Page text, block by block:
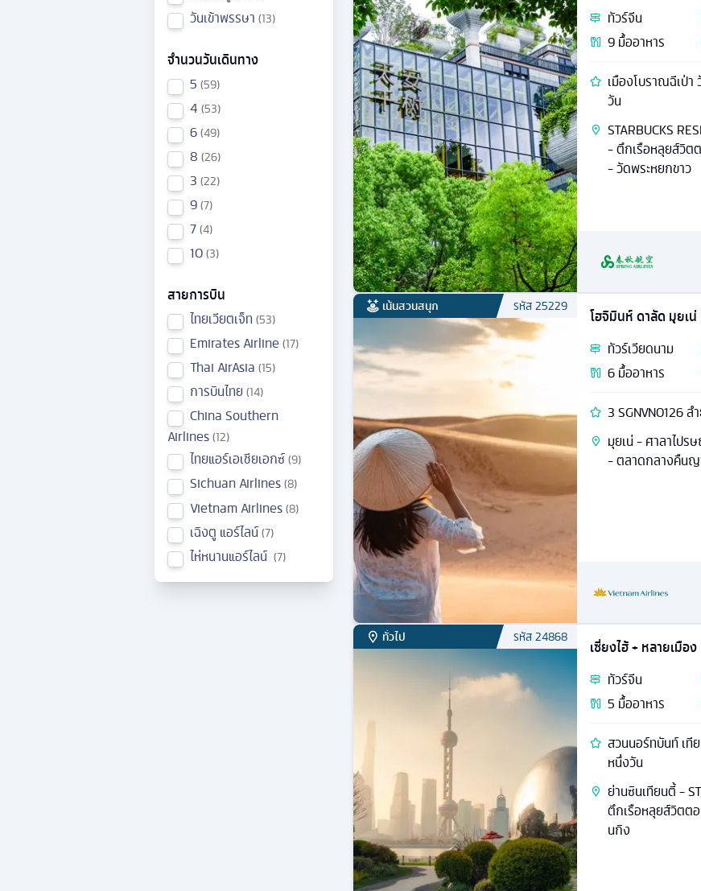
วันเข้าพรรษา 13
จำนวนวันเดินทาง
5 59
4 53
6 49
8 26
3 22
9 7
7 4
10 3
สายการบิน
ไทยเวียตเจ็ท 53
Emirates Airline 17
Thai AirAsia 15
การบินไทย 14
China Southern
Airlines 12
ไทยแอร์เอเชียเอกซ์ 9
Sichuan Airlines 8
Vietnam Airlines 8
เฉิงตู แอร์ไลน์ 7
ไห่หนานแอร์ไลน์ 7
ทัวร์จีน
9มื้ออาหาร
เมืองโบราณฉีเป่า
วัน
STARBUCKS
- ตึกเรือหลุยส์วิต
- วัดพระหยกขาว
เน้นสวนสนุก รหัส25229
โฮจิมินห์ ดาลัด มุยเ
ทัวร์เวียดนาม
6มื้ออาหาร
3 SGNVN0126 ล
มุยเน่ - ศาลาไป
- ตลาดกลางคืนญ
ทั่วไป รหัส24868
เซี่ยงไฮ้ + หลายเมือง
ทัวร์จีน
5 มื้ออาหาร
สวนนอร์ทบันท์ เที
หนึ่งวัน
ย่านซินเทียนตี้ -
ตึกเรือหลุยส์วิตต
นกิง